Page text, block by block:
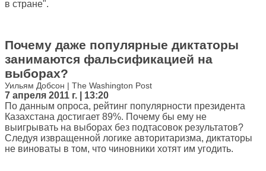
в стране".
Почему даже популярные диктаторы
занимаются фальсификацией на
выборах?
Уильям Добсон | The Washington Post
7 апреля 2011 г. | 13:20
По данным опроса, рейтинг популярности президента
Казахстана достигает 89%. Почему бы ему не
выигрывать на выборах без подтасовок результатов?
Следуя извращенной логике авторитаризма, диктаторы
не виноваты в том, что чиновники хотят им угодить.